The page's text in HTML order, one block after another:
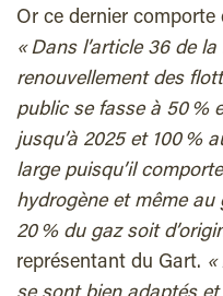
Or ce dernier comporte
« Dans l’article 36 de
renouvellement des
public se fasse à 50 %
jusqu’à 2025 et 100 %
large puisqu’il
hydrogène et même
20 % du gaz soit
représentant du Gart. «